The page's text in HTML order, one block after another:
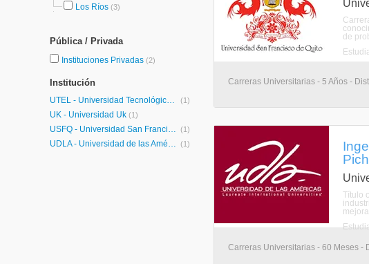
Los Ríos (3)
Pública / Privada
Instituciones Privadas (2)
Institución
UTEL - Universidad Tecnológica Latinoamericana en Línea Ecuador (1)
UK - Universidad Uk (1)
USFQ - Universidad San Francisco de Quito (1)
UDLA - Universidad de las Américas (1)
de
Carreras Universitarias - 5 Años -
Título
Carreras Universitarias - 60 Meses -